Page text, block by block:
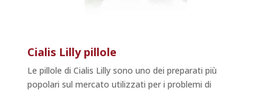
Cialis Lilly pillole
Le pillole di Cialis Lilly sono uno dei preparati più
popolari sul mercato utilizzati per i problemi di